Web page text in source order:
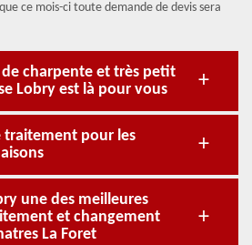
ce mois-ci toute demande de devis sera
charpente et très petit
Lobry est là pour vous
traitement pour les
une des meilleures
et changement
La Foret